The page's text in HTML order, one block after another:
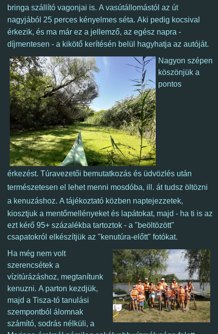
bringa szállító vagonjai is. A vasútállomástól az út
nagyjából 25 perces kényelmes séta. Aki pedig kocsival
érkezik, és ma már ez a jellemző, az egész napra -
díjmentesen - a kikötő kerítésén belül hagyhatja az autóját.
Nagyon szépen
köszönjük a
pontos
érkezést. Túravezetői bemutatkozás és üdvözlés után
természetesen el lehet menni mosdóba, ill. át tudsz öltözni
a kenuzáshoz. A tájékoztató közben naptejezzetek,
kiosztjuk a mentőmellényeket és lapátokat, majd - ha ti is az
ezt kérő 95+ százalékba tartoztok - a "beöltözött"
csapatokról elkészítjük az "kenutúra-előtt" fotókat.
Ha még nem volt
szerencsétek a
vízitúrázáshoz, megtanítunk
kenuzni. A parton kezdjük,
majd a Tisza-tó tanulási
szempontból álomnak
számító, sodrás nélküli, a